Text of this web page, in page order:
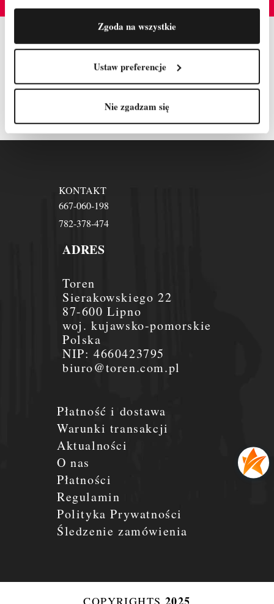
Zgoda na wszystkie
Ustaw preferencje
Nie zgadzam się
Odpowiemy na każde
pytanie!
Płatność i dostawa
Warunki transakcji
Aktualności
O nas
Płatności
Regulamin
Polityka Prywatności
Śledzenie zamówienia
ADRES
Toren
Sierakowskiego 22
87-600 Lipno
woj. kujawsko-pomorskie
Polska
NIP:4660423795
biuro@toren.com.pl
KONTAKT
667-060-198
782-378-474
COPYRIGHTS